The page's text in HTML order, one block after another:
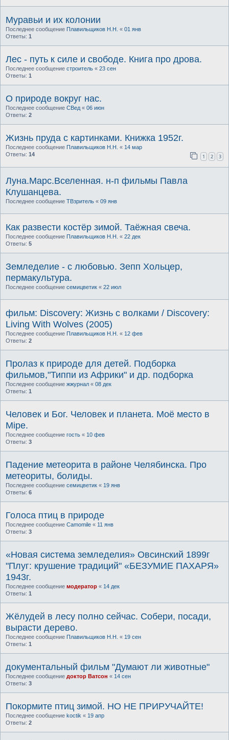
Муравьи и их колонии
Последнее сообщение Плавильщиков Н.Н. « 01 янв
Ответы: 1
Лес - путь к силе и свободе. Книга про дрова.
Последнее сообщение строитель « 23 сен
Ответы: 1
О природе вокруг нас.
Последнее сообщение СВед « 06 июн
Ответы: 2
Жизнь пруда с картинками. Книжка 1952г.
Последнее сообщение Плавильщиков Н.Н. « 14 мар
Ответы: 14 1 2 3
Луна.Марс.Вселенная. н-п фильмы Павла
Клушанцева.
Последнее сообщение ТВзритель « 09 янв
Как развести костёр зимой. Таёжная свеча.
Последнее сообщение Плавильщиков Н.Н. « 22 дек
Ответы: 5
Земледелие - с любовью. Зепп Хольцер,
пермакультура.
Последнее сообщение семицветик « 22 июл
фильм: Discovery: Жизнь с волками / Discovery:
Living With Wolves (2005)
Последнее сообщение Плавильщиков Н.Н. « 12 фев
Ответы: 2
Пролаз к природе для детей. Подборка
фильмов,"Типпи из Африки" и др. подборка
Последнее сообщение жжурнал « 08 дек
Ответы: 1
Человек и Бог. Человек и планета. Моё место в
Мiре.
Последнее сообщение гость « 10 фев
Ответы: 3
Падение метеорита в районе Челябинска. Про
метеориты, болиды.
Последнее сообщение семицветик « 19 янв
Ответы: 6
Голоса птиц в природе
Последнее сообщение Camomile « 11 янв
Ответы: 3
«Новая система земледелия» Овсинский 1899г
"Плуг: крушение традиций" «БЕЗУМИЕ ПАХАРЯ»
1943г.
Последнее сообщение модератор « 14 дек
Ответы: 1
Жёлудей в лесу полно сейчас. Собери, посади,
вырасти дерево.
Последнее сообщение Плавильщиков Н.Н. « 19 сен
Ответы: 1
документальный фильм "Думают ли животные"
Последнее сообщение доктор Ватсон « 14 сен
Ответы: 3
Покормите птиц зимой. НО НЕ ПРИРУЧАЙТЕ!
Последнее сообщение koctik « 19 апр
Ответы: 2